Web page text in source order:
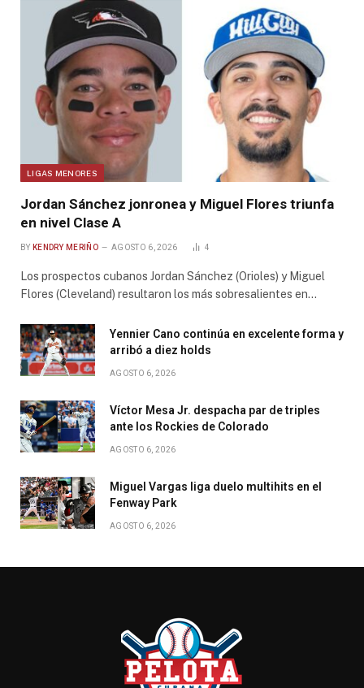
LIGAS MENORES
Jordan Sánchez jonronea y Miguel Flores triunfa
en nivel Clase A
BY KENDRY MERIÑO AGOSTO 6, 2026 4
Los prospectos cubanos Jordan Sánchez (Orioles) y Miguel
Flores (Cleveland) resultaron los más sobresalientes en…
Yennier Cano continúa en excelente forma y
arribó a diez holds
AGOSTO 6, 2026
Víctor Mesa Jr. despacha par de triples
ante los Rockies de Colorado
AGOSTO 6, 2026
Miguel Vargas liga duelo multihits en el
Fenway Park
AGOSTO 6, 2026